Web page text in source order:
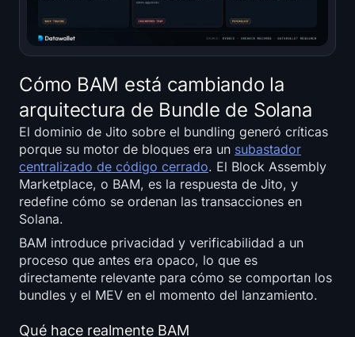
Cómo BAM está cambiando la
arquitectura de Bundle de Solana
El dominio de Jito sobre el bundling generó críticas
porque su motor de bloques era un subastador
centralizado de código cerrado. El Block Assembly
Marketplace, o BAM, es la respuesta de Jito, y
redefine cómo se ordenan las transacciones en
Solana.
BAM introduce privacidad y verificabilidad a un
proceso que antes era opaco, lo que es
directamente relevante para cómo se comportan los
bundles y el MEV en el momento del lanzamiento.
Qué hace realmente BAM